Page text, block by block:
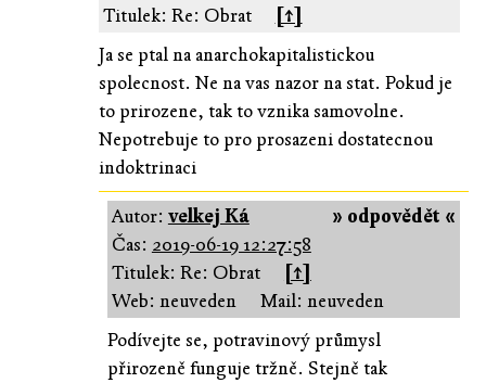
Titulek: Re: Obrat
[↑]
Ja se ptal na anarchokapitalistickou
spolecnost. Ne na vas nazor na stat. Pokud je
to prirozene, tak to vznika samovolne.
Nepotrebuje to pro prosazeni dostatecnou
indoktrinaci
» odpovědět «
Autor: velkej Ká
Čas: 2019-06-19 12:27:58
Titulek: Re: Obrat
[↑]
Web: neuveden
Mail: neuveden
Podívejte se, potravinový průmysl
přirozeně funguje tržně. Stejně tak